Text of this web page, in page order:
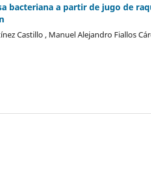
bacteriana a partir de jugo de
Castillo , Manuel Alejandro Fiallos